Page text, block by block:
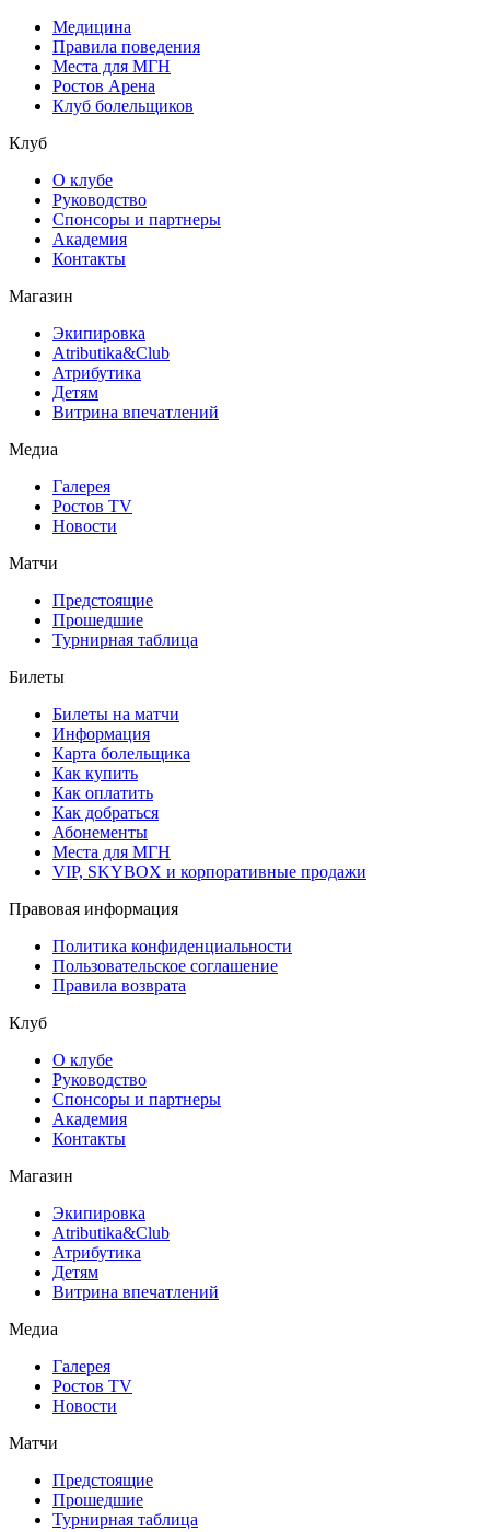
Медицина
Правила поведения
Места для МГН
Ростов Арена
Клуб болельщиков
Клуб
О клубе
Руководство
Спонсоры и партнеры
Академия
Контакты
Магазин
Экипировка
Atributika&Club
Атрибутика
Детям
Витрина впечатлений
Медиа
Галерея
Ростов TV
Новости
Матчи
Предстоящие
Прошедшие
Турнирная таблица
Билеты
Билеты на матчи
Информация
Карта болельщика
Как купить
Как оплатить
Как добраться
Абонементы
Места для МГН
VIP, SKYBOX и корпоративные продажи
Правовая информация
Политика конфиденциальности
Пользовательское соглашение
Правила возврата
Клуб
О клубе
Руководство
Спонсоры и партнеры
Академия
Контакты
Магазин
Экипировка
Atributika&Club
Атрибутика
Детям
Витрина впечатлений
Медиа
Галерея
Ростов TV
Новости
Матчи
Предстоящие
Прошедшие
Турнирная таблица